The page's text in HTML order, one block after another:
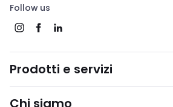
Follow us
Prodotti e servizi
Chi siamo